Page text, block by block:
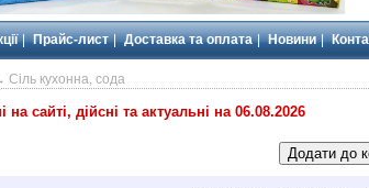
Прайс-лист Доставка та оплата Новини
Сіль кухонна, сода
на сайті, дійсні та актуальні на 06.08.2026